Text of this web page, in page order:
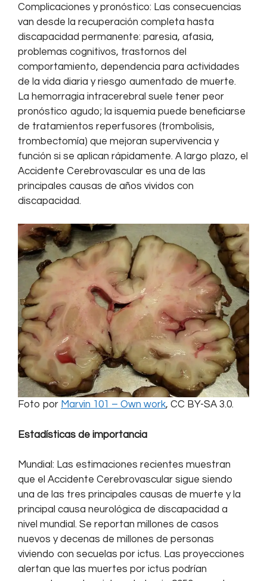
Complicaciones y pronóstico: Las consecuencias
van desde la recuperación completa hasta
discapacidad permanente: paresia, afasia,
problemas cognitivos, trastornos del
comportamiento, dependencia para actividades
de la vida diaria y riesgo aumentado de muerte.
La hemorragia intracerebral suele tener peor
pronóstico agudo; la isquemia puede beneficiarse
de tratamientos reperfusores (trombolisis,
trombectomía) que mejoran supervivencia y
función si se aplican rápidamente. A largo plazo, el
Accidente Cerebrovascular es una de las
principales causas de años vividos con
discapacidad.
Foto por Marvin 101 – Own work, CC BY-SA 3.0.
Estadísticas de importancia
Mundial: Las estimaciones recientes muestran
que el Accidente Cerebrovascular sigue siendo
una de las tres principales causas de muerte y la
principal causa neurológica de discapacidad a
nivel mundial. Se reportan millones de casos
nuevos y decenas de millones de personas
viviendo con secuelas por ictus. Las proyecciones
alertan que las muertes por ictus podrían